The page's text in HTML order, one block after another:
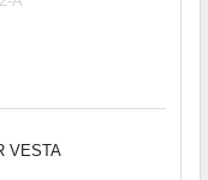
VESTA